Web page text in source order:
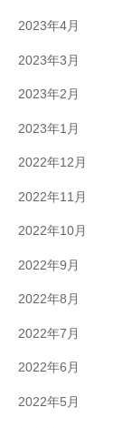
2023年4月
2023年3月
2023年2月
2023年1月
2022年12月
2022年11月
2022年10月
2022年9月
2022年8月
2022年7月
2022年6月
2022年5月